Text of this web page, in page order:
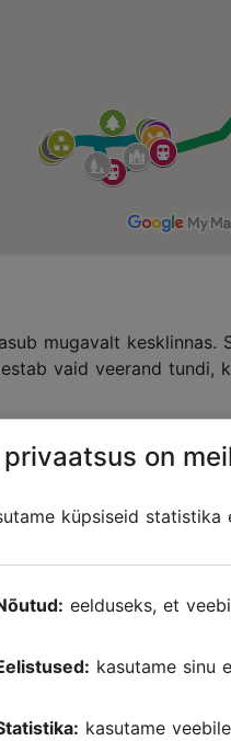
mugavalt kesklinnas.
vaid veerand tundi,
privaatsus on
küpsiseid
eelduseks, et
kasutame sinu
kasutame